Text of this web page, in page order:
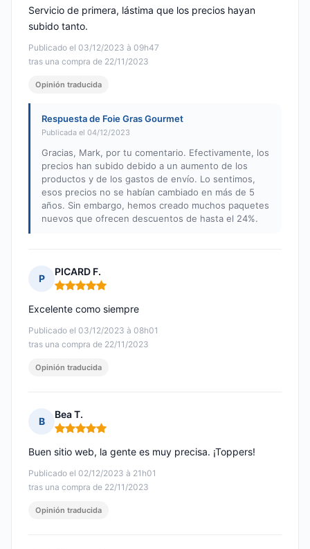
Publicado el 03/12/2023 à 09h47
tras una compra de 22/11/2023
Servicio de primera, lástima que los precios hayan
subido tanto.
Opinión traducida
Respuesta de Foie Gras Gourmet
Publicada el 04/12/2023
Gracias, Mark, por tu comentario. Efectivamente, los
precios han subido debido a un aumento de los
productos y de los gastos de envío. Lo sentimos,
esos precios no se habían cambiado en más de 5
años. Sin embargo, hemos creado muchos paquetes
nuevos que ofrecen descuentos de hasta el 24%.
P
PICARD F.
Nota: 5 de 5
Publicado el 03/12/2023 à 08h01
tras una compra de 22/11/2023
Excelente como siempre
Opinión traducida
B
Bea T.
Nota: 5 de 5
Publicado el 02/12/2023 à 21h01
tras una compra de 22/11/2023
Buen sitio web, la gente es muy precisa. ¡Toppers!
Opinión traducida